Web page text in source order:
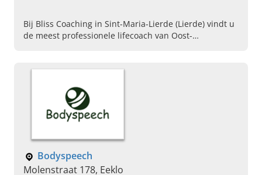
Bij Bliss Coaching in Sint-Maria-Lierde (Lierde) vindt u
de meest professionele lifecoach van Oost-
Bodyspeech
Molenstraat 178, Eeklo